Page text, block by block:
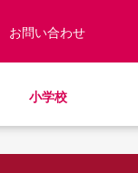
お問い合わせ
小学校